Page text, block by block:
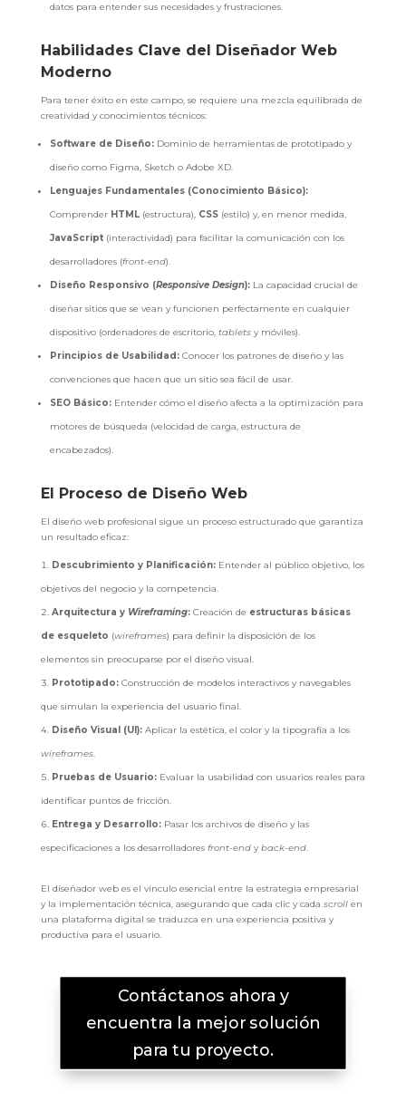
datos para entender sus necesidades y frustraciones.
Habilidades Clave del Diseñador Web
Moderno
Para tener éxito en este campo, se requiere una mezcla equilibrada de
creatividad y conocimientos técnicos:
Software de Diseño:Dominio de herramientas de prototipado y
diseño como Figma, Sketch o Adobe XD.
Lenguajes Fundamentales (Conocimiento Básico):
Comprender HTML(estructura), CSS(estilo) y, en menor medida,
JavaScript(interactividad) para facilitar la comunicación con los
desarrolladores (front-end).
Diseño Responsivo (Responsive Design):La capacidad crucial de
diseñar sitios que se vean y funcionen perfectamente en cualquier
dispositivo (ordenadores de escritorio, tabletsy móviles).
Principios de Usabilidad:Conocer los patrones de diseño y las
convenciones que hacen que un sitio sea fácil de usar.
SEO Básico:Entender cómo el diseño afecta a la optimización para
motores de búsqueda (velocidad de carga, estructura de
encabezados).
El Proceso de Diseño Web
El diseño web profesional sigue un proceso estructurado que garantiza
un resultado eficaz:
Descubrimiento y Planificación:Entender al público objetivo, los
objetivos del negocio y la competencia.
Arquitectura y Wireframing:Creación de estructuras básicas
de esqueleto (wireframes) para definir la disposición de los
elementos sin preocuparse por el diseño visual.
Prototipado:Construcción de modelos interactivos y navegables
que simulan la experiencia del usuario final.
Diseño Visual (UI):Aplicar la estética, el color y la tipografía a los
wireframes.
Pruebas de Usuario:Evaluar la usabilidad con usuarios reales para
identificar puntos de fricción.
Entrega y Desarrollo:Pasar los archivos de diseño y las
especificaciones a los desarrolladores front-endyback-end.
El diseñador web es el vínculo esencial entre la estrategia empresarial
y la implementación técnica, asegurando que cada clic y cada scrollen
una plataforma digital se traduzca en una experiencia positiva y
productiva para el usuario.
Contáctanos ahora y
encuentra la mejor solución
para tu proyecto.